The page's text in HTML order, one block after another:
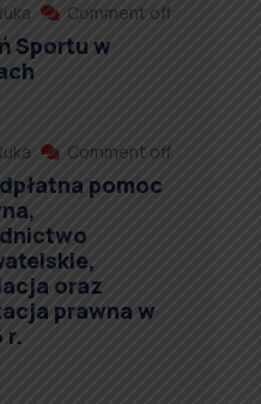
Comment off
Sportu w
Comment off
pomoc
oraz
prawna w
r.